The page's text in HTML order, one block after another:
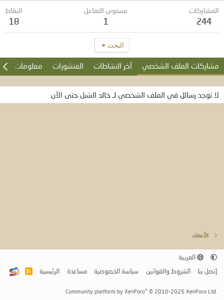
المشاركات
244
مستوى التفاعل
1
النقاط
18
البحث
مشاركات الملف الشخصي آخر النشاطات المنشورات معلومات
لا توجد رسائل في الملف الشخصي لـ خالد الشبل حتى الآن.
الأعضاء
العربية
إتصل بنا
الشروط والقوانين سياسة الخصوصية مساعدة الرئيسية
R
Community platform by XenForo® © 2010-2025 XenForo Ltd.